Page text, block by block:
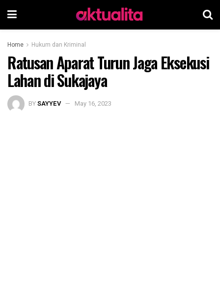
Home Hukum dan Kriminal
Ratusan Aparat Turun Jaga Eksekusi
Lahan di Sukajaya
BYSAYYEV May 16, 2023